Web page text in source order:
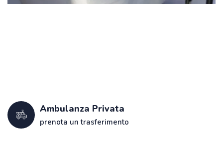
Ambulanza Privata
prenota un trasferimento